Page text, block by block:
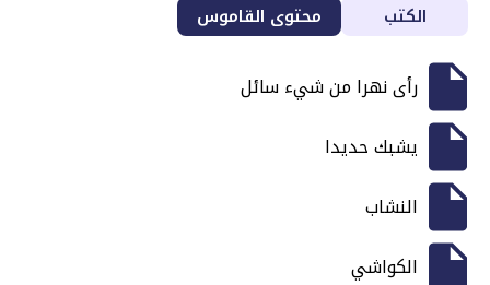
الكتب محتوى القاموس
رأى نهرا من شيء سائل
يشبك حديدا
النشاب
الكواشي